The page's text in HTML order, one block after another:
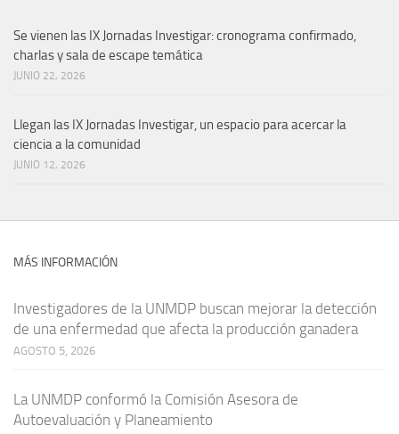
Se vienen las IX Jornadas Investigar: cronograma confirmado,
charlas y sala de escape temática
JUNIO 22, 2026
Llegan las IX Jornadas Investigar, un espacio para acercar la
ciencia a la comunidad
JUNIO 12, 2026
MÁS INFORMACIÓN
Investigadores de la UNMDP buscan mejorar la detección
de una enfermedad que afecta la producción ganadera
AGOSTO 5, 2026
La UNMDP conformó la Comisión Asesora de
Autoevaluación y Planeamiento